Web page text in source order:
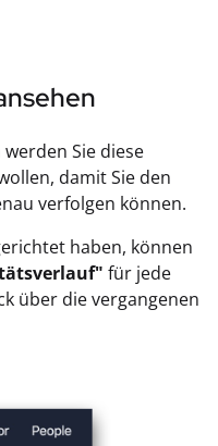
Sie diese
damit Sie den
verfolgen können.
haben, können
für jede
über die vergangenen